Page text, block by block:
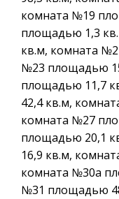
комната №19
площадью 1,3
кв.м, комната
№23 площадью
площадью 11,7
42,4 кв.м,
комната №27
площадью 20,1
16,9 кв.м,
комната №30а
№31 площадью